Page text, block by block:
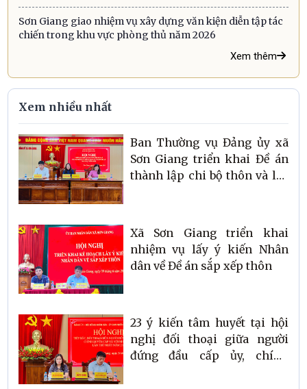
Sơn Giang giao nhiệm vụ xây dựng văn kiện diễn tập tác
chiến trong khu vực phòng thủ năm 2026
Xem thêm
Xem nhiều nhất
Ban Thường vụ Đảng ủy xã
Sơn Giang triển khai Đề án
thành lập chi bộ thôn và lấy
Xã Sơn Giang triển khai
nhiệm vụ lấy ý kiến Nhân
dân về Đề án sắp xếp thôn
23 ý kiến tâm huyết tại hội
nghị đối thoại giữa người
đứng đầu cấp ủy, chính